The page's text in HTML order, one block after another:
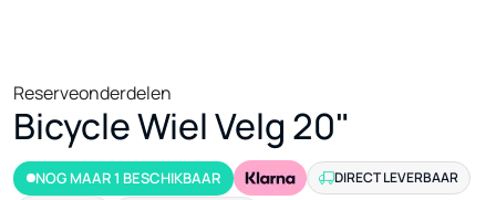
Reserveonderdelen
Bicycle Wiel Velg 20"
NOG MAAR 1 BESCHIKBAAR DIRECT LEVERBAAR